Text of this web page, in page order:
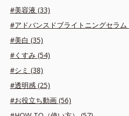
#美容液 (33)
#アドバンスドブライトニングセラム
#美白 (35)
#くすみ (54)
#シミ (38)
#透明感 (25)
#お役立ち動画 (56)